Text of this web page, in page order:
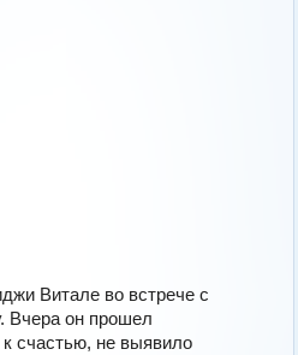
Витале во встрече с
Вчера он прошел
счастью, не выявило